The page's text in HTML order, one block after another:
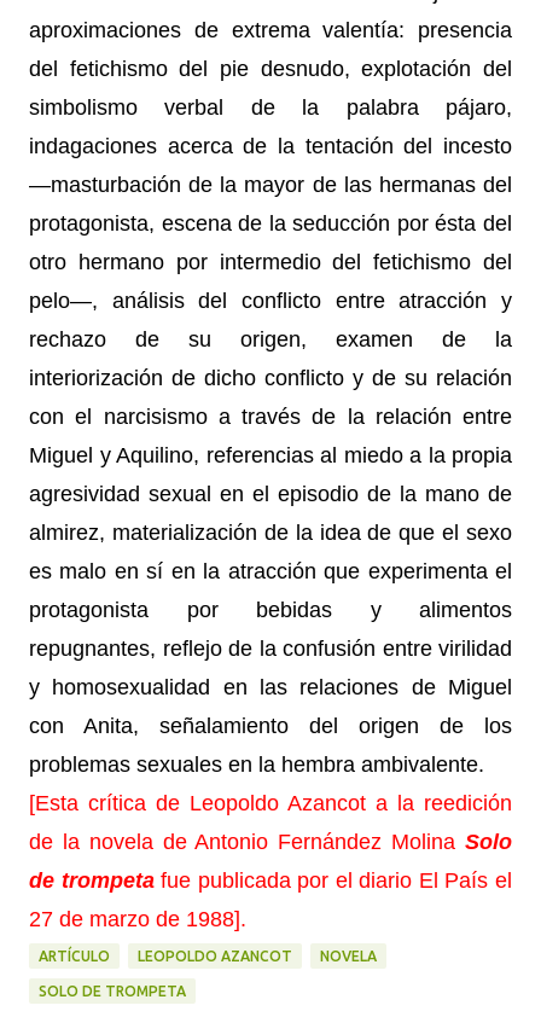
aproximaciones de extrema valentía: presencia
del fetichismo del pie desnudo, explotación del
simbolismo verbal de la palabra pájaro,
indagaciones acerca de la tentación del incesto
—masturbación de la mayor de las hermanas del
protagonista, escena de la seducción por ésta del
otro hermano por intermedio del fetichismo del
pelo—, análisis del conflicto entre atracción y
rechazo de su origen, examen de la
interiorización de dicho conflicto y de su relación
con el narcisismo a través de la relación entre
Miguel y Aquilino, referencias al miedo a la propia
agresividad sexual en el episodio de la mano de
almirez, materialización de la idea de que el sexo
es malo en sí en la atracción que experimenta el
protagonista por bebidas y alimentos
repugnantes, reflejo de la confusión entre virilidad
y homosexualidad en las relaciones de Miguel
con Anita, señalamiento del origen de los
problemas sexuales en la hembra ambivalente.
[Esta crítica de Leopoldo Azancot a la reedición
de la novela de Antonio Fernández Molina Solo
de trompetafue publicada por el diario El País el
27 de marzo de 1988].
ARTÍCULO LEOPOLDO AZANCOT NOVELA
SOLO DE TROMPETA